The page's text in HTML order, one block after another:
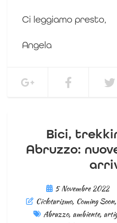
Ci leggiamo presto,
Angela
Bici,
Abruzzo:
5 Novembre 2022
Cicloturismo, Coming Soon,
Abruzzo, ambiente,